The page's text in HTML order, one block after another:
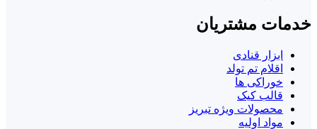
خدمات مشتریان
ابزار قنادی
اقلام تم تولد
خوراکی ها
قالب کیک
محصولات ویژه تبریز
مواد اولیه